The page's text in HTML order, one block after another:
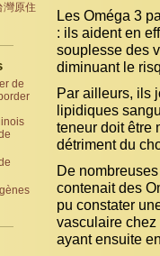
灣原住
de
Les Oméga 3
: ils aident en
souplesse des
diminuant le
Par ailleurs, ils
lipidiques
teneur doit être
détriment du
De
contenait des
pu constater
vasculaire chez
ayant ensuite